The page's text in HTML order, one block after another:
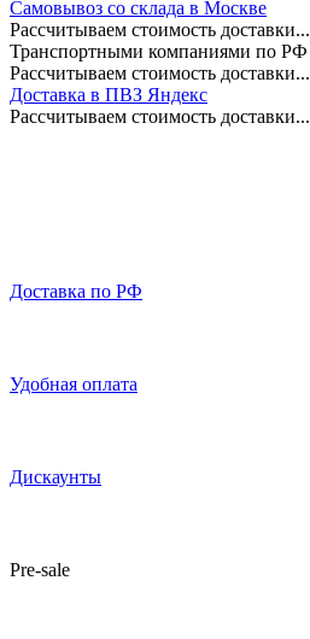
Самовывоз со склада в Москве
Рассчитываем стоимость доставки...
Транспортными компаниями по РФ
Рассчитываем стоимость доставки...
Доставка в ПВЗ Яндекс
Рассчитываем стоимость доставки...
Доставка по РФ
Удобная оплата
Дискаунты
Pre-sale